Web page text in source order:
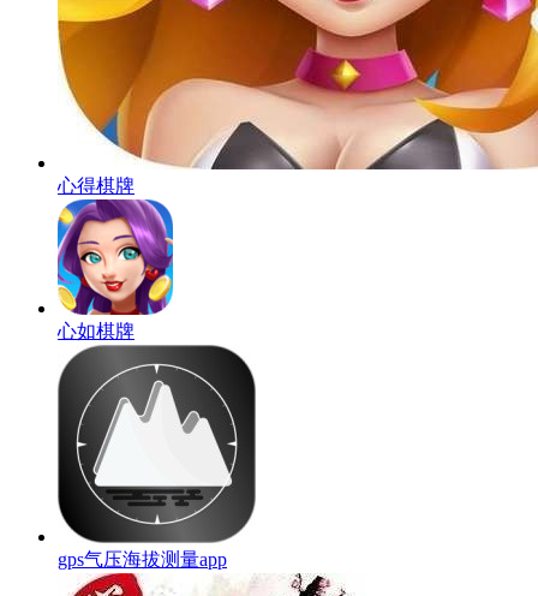
心得棋牌
心如棋牌
gps气压海拔测量app